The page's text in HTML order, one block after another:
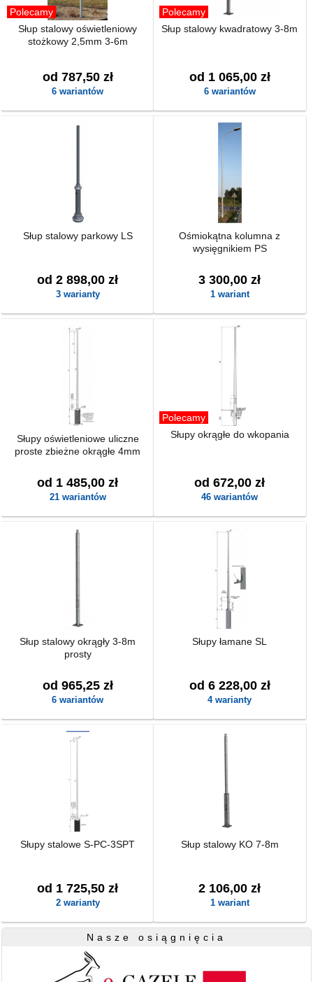
Polecamy
Słup stalowy oświetleniowy
stożkowy 2,5mm 3-6m
od 787,50 zł
6 wariantów
Polecamy
Słup stalowy kwadratowy 3-8m
od 1 065,00 zł
6 wariantów
Słup stalowy parkowy LS
od 2 898,00 zł
3 warianty
Ośmiokątna kolumna z
wysięgnikiem PS
3 300,00 zł
1 wariant
Słupy oświetleniowe uliczne
proste zbieżne okrągłe 4mm
od 1 485,00 zł
21 wariantów
Polecamy
Słupy okrągłe do wkopania
od 672,00 zł
46 wariantów
Słup stalowy okrągły 3-8m
prosty
od 965,25 zł
6 wariantów
Słupy łamane SL
od 6 228,00 zł
4 warianty
Słupy stalowe S-PC-3SPT
od 1 725,50 zł
2 warianty
Słup stalowy KO 7-8m
2 106,00 zł
1 wariant
Nasze osiągnięcia